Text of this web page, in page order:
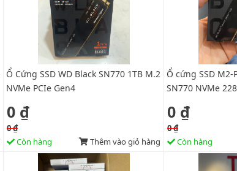
Ổ Cứng SSD WD Black SN770 1TB M.2
NVMe PCIe Gen4
0 ₫
0 ₫
Còn hàng
Thêm vào giỏ hàng
Ổ cứng SSD M2-
SN770 NVMe
0 ₫
0 ₫
Còn hàng